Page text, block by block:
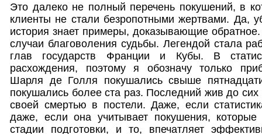
Это далеко не полный перечень покушений, в
клиенты не стали безропотными жертвами. Да,
история знает примеры, доказывающие
случаи благоволения судьбы. Легендой стала
глав государств Франции и Кубы. В
расхождения, поэтому я обозначу только
Шарля де Голля покушались свыше
покушались более ста раз. Последний жив до
своей смертью в постели. Даже, если
даже, если она учитывает покушения,
стадии подготовки, и то, впечатляет